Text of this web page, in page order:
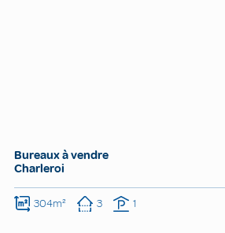
Bureaux à vendre
Charleroi
304m² 3 1